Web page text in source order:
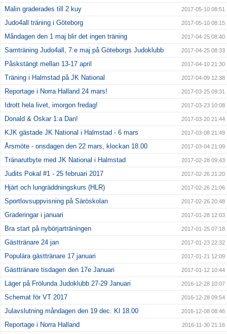
Malin graderades till 2 kuy 2017-05-10 08:51
Judo4all träning i Göteborg 2017-05-10 08:15
Måndagen den 1 maj blir det ingen träning 2017-04-25 08:40
Samträning Judo4all, 7:e maj på Göteborgs Judoklubb 2017-04-25 08:33
Påskstängt mellan 13-17 april 2017-04-10 21:30
Träning i Halmstad på JK National 2017-04-09 12:38
Reportage i Norra Halland 24 mars! 2017-03-25 09:31
Idrott hela livet, imorgon fredag! 2017-03-23 10:08
Donald & Oskar 1:a Dan! 2017-03-20 21:44
KJK gästade JK National i Halmstad - 6 mars 2017-03-08 21:49
Årsmöte - onsdagen den 22 mars, klockan 18.00 2017-03-04 21:09
Tränarutbyte med JK National i Halmstad 2017-02-28 09:43
Judits Pokal #1 - 25 februari 2017 2017-02-26 21:20
Hjärt och lungräddningskurs (HLR) 2017-02-26 21:06
Sportlovsuppvisning på Säröskolan 2017-02-26 20:48
Graderingar i januari 2017-01-28 12:03
Bra start på nybörjarträningen 2017-01-25 07:18
Gästtränare 24 jan 2017-01-23 22:32
Populära gästtränare 17 januari 2017-01-21 12:09
Gästtränare tisdagen den 17e Januari 2017-01-12 10:44
Läger på Frölunda Judoklubb 27-29 Januari 2016-12-28 10:07
Schemat för VT 2017 2016-12-28 09:54
Julavslutning måndagen den 19 dec. Kl 18.00 2016-12-08 08:46
Reportage i Norra Halland 2016-11-30 21:16